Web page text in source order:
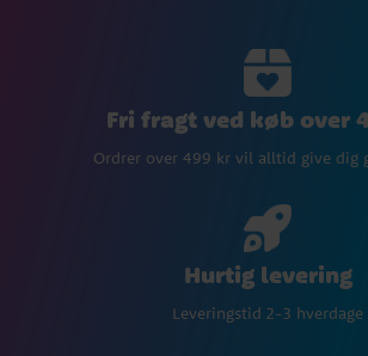
Fri fragt ved køb over
Ordrer over 499 kr vil alltid give dig
Hurtig levering
Leveringstid 2-3 hverdage